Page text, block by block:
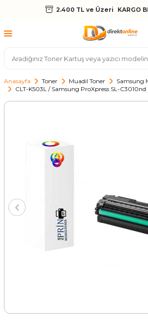
2.400 TL ve Üzeri KARGO
Anasayfa Toner Muadil Toner
Samsung
CLT-K503L / Samsung ProXpress SL-